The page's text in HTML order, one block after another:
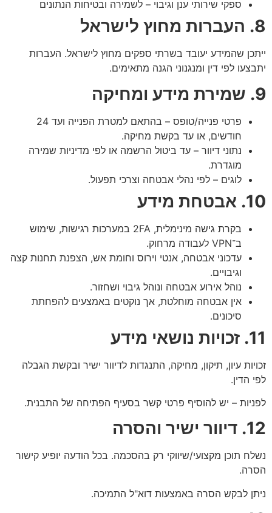
ספקי שירותי ענן וגיבוי – לשמירה ובטיחות הנתונים
8. העברות מחוץ לישראל
ייתכן שהמידע יעובד בשרתי ספקים מחוץ לישראל. העברות
יתבצעו לפי דין ומנגנוני הגנה מתאימים.
9. שמירת מידע ומחיקה
פרטי פנייה/טופס – בהתאם למטרת הפנייה ועד 24
חודשים, או עד בקשת מחיקה.
נתוני דיוור – עד ביטול הרשמה או לפי מדיניות שמירה
מוגדרת.
לוגים – לפי נהלי אבטחה וצרכי תפעול.
10. אבטחת מידע
בקרת גישה מינימלית, 2FA במערכות רגישות, שימוש
ב־VPN לעבודה מרחוק.
עדכוני אבטחה, אנטי וירוס וחומת אש, הצפנת תחנות קצה
וגיבויים.
נוהל אירוע אבטחה ונוהל גיבוי ושחזור.
אין אבטחה מוחלטת, אך נוקטים באמצעים להפחתת
סיכונים.
11. זכויות נושאי מידע
זכויות עיון, תיקון, מחיקה, התנגדות לדיוור ישיר ובקשת הגבלה
לפי הדין.
לפניות – יש להוסיף פרטי קשר בסעיף הפתיחה של התבנית.
12. דיוור ישיר והסרה
נשלח תוכן מקצועי/שיווקי רק בהסכמה. בכל הודעה יופיע קישור
הסרה.
ניתן לבקש הסרה באמצעות דוא"ל התמיכה.